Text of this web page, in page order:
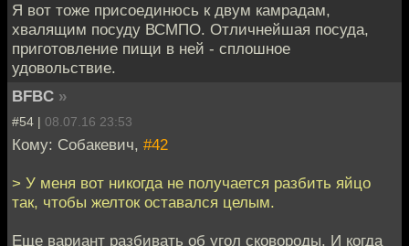
Я вот тоже присоединюсь к двум камрадам,
хвалящим посуду ВСМПО. Отличнейшая посуда,
приготовление пищи в ней - сплошное
удовольствие.
BFBC »
#54 | 08.07.16 23:53
Кому: Собакевич, #42
> У меня вот никогда не получается разбить яйцо
так, чтобы желток оставался целым.
Еще вариант разбивать об угол сковороды. И когда